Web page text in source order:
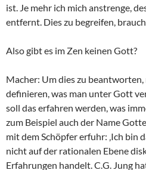
ist. Je mehr ich mich anstrenge,
entfernt. Dies zu begreifen,
Also gibt es im Zen keinen Gott?
Macher: Um dies zu
definieren, was man unter Gott
soll das erfahren werden, was
zum Beispiel auch der Name
mit dem Schöpfer erfuhr: ‚Ich bin
nicht auf der rationalen Ebene
Erfahrungen handelt. C.G. Jung